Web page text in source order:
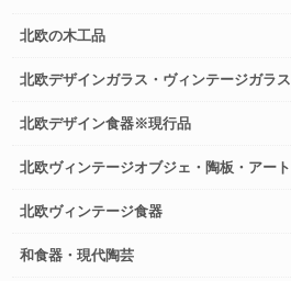
北欧の木工品
北欧デザインガラス・ヴィンテージガラス
北欧デザイン食器※現行品
北欧ヴィンテージオブジェ・陶板・アート
北欧ヴィンテージ食器
和食器・現代陶芸